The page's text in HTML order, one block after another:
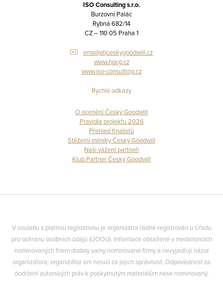
ISO Consulting s.r.o.
Burzovní Palác
Rybná 682/14
CZ – 110 05 Praha 1
email(at)ceskygoodwill.cz
www.hpcg.cz
www.iso-consulting.cz
Rychlé odkazy
O ocenění Český Goodwill
Pravidla projektu 2026
Přehled finalistů
Stěžejní milníky Český Goodwill
Naši vážení partneři
Klub Partner Český Goodwill
V souladu s platnou legislativou je organizátor řádně registrován u Úřadu
pro ochranu osobních údajů (ÚOOÚ). Informace obsažené v medailoncích
nominovaných firem dodaly samy nominované firmy a nevyjadřují názor
organizátora, organizátor ani neručí za jejich správnost. Odpovědnost za
dodržení autorských práv k poskytnutým materiálům nese nominovaný.